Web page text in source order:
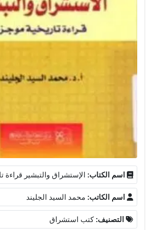
اسم الكتاب: الإستشراق والتبشير قراءة
اسم الكاتب: محمد السيد الجليند
التصنيف: كتب استشراق